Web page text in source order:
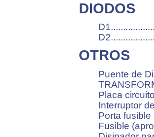
DIODOS
OTROS
Puente de
Placa
Interruptor
Porta fusible
Fusible